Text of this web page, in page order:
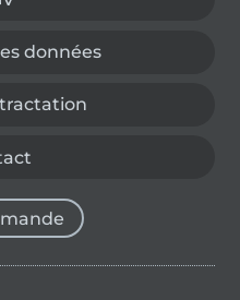
données